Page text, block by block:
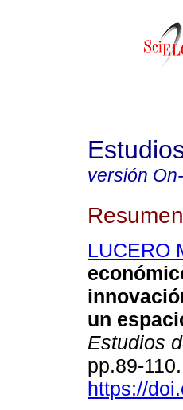
versión
Resumen
LUCERO
un
Estudios
pp.89-
https://